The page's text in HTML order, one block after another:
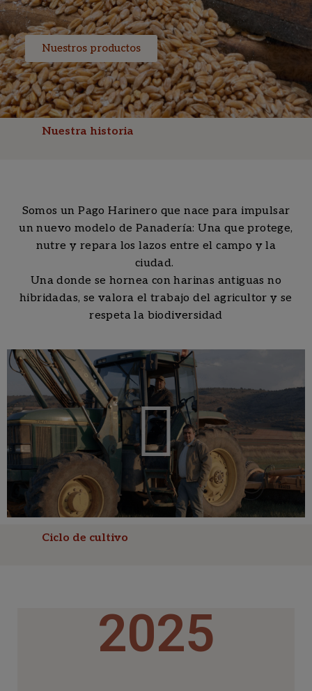
Nuestros productos
Nuestra historia
Somos un Pago Harinero que nace para impulsar
un nuevo modelo de Panadería: Una que protege,
nutre y repara los lazos entre el campo y la
ciudad.
Una donde se hornea con harinas antiguas no
hibridadas, se valora el trabajo del agricultor y se
respeta la biodiversidad
Ciclo de cultivo
2025